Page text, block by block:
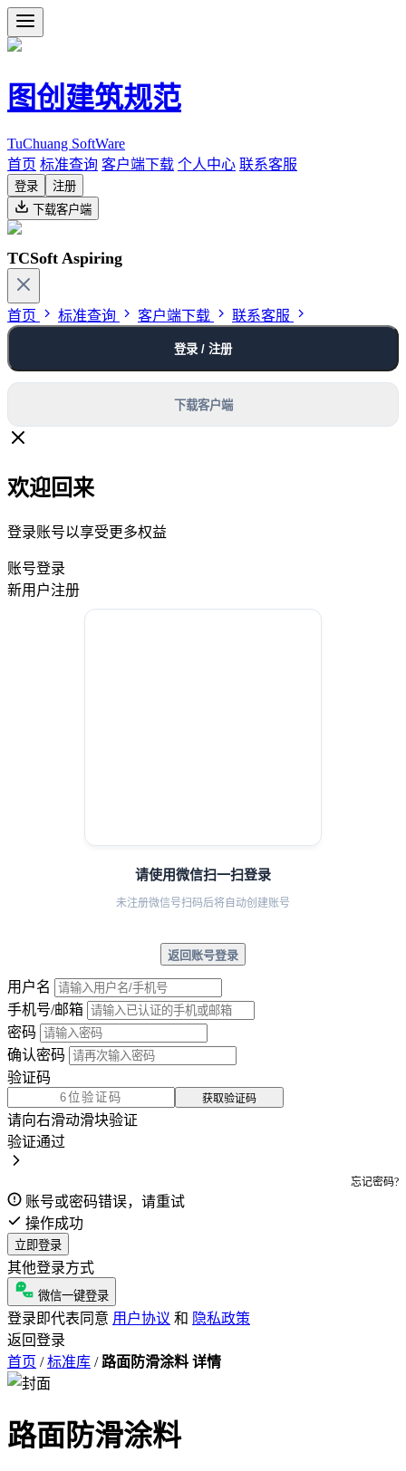
图创建筑规范
TuChuang SoftWare
首页 标准查询 客户端下载 个人中心 联系客服
登录
注册
下载客户端
TCSoft Aspiring
首页 标准查询 客户端下载 联系客服
登录 / 注册
下载客户端
欢迎回来
登录账号以享受更多权益
账号登录
新用户注册
请使用微信扫一扫登录
未注册微信号扫码后将自动创建账号
返回账号登录
用户名
手机号/邮箱
密码
确认密码
验证码
获取验证码
请向右滑动滑块验证
验证通过
忘记密码?
账号或密码错误，请重试
操作成功
立即登录
其他登录方式
微信一键登录
登录即代表同意 用户协议 和 隐私政策
返回登录
首页 / 标准库 / 路面防滑涂料 详情
路面防滑涂料